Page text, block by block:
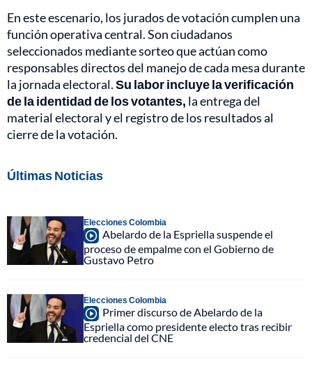
En este escenario, los jurados de votación cumplen una
función operativa central. Son ciudadanos
seleccionados mediante sorteo que actúan como
responsables directos del manejo de cada mesa durante
la jornada electoral.Su labor incluye la verificación
de la identidad de los votantes, la entrega del
material electoral y el registro de los resultados al
cierre de la votación.
Últimas Noticias
Elecciones Colombia
Abelardo de la Espriella suspende el
proceso de empalme con el Gobierno de
Gustavo Petro
Elecciones Colombia
Primer discurso de Abelardo de la
Espriella como presidente electo tras recibir
credencial del CNE